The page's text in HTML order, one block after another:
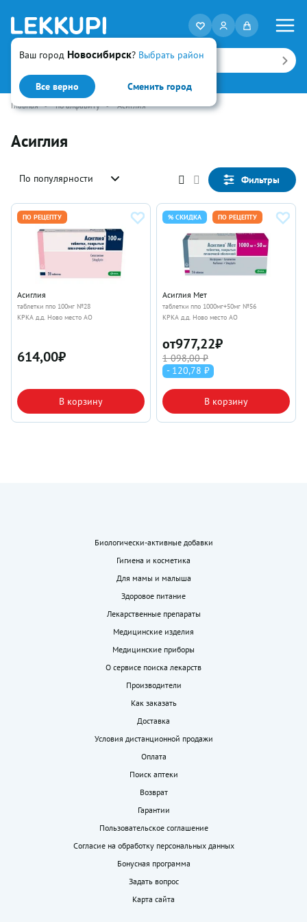
Ваш город Новосибирск? Выбрать район
Все верно Сменить город
Искать
Главная • по алфавиту • Асиглия
Асиглия
По популярности Фильтры
ПО РЕЦЕПТУ
Асиглия
таблетки ппо 100мг №28
КРКА д.д. Ново место АО
614,00₽
В корзину
% СКИДКА ПО РЕЦЕПТУ
Асиглия Мет
таблетки ппо 1000мг+50мг №56
КРКА д.д. Ново место АО
от977,22₽
1 098,00 ₽
- 120,78 ₽
В корзину
Биологически-активные добавки
Гигиена и косметика
Для мамы и малыша
Здоровое питание
Лекарственные препараты
Медицинские изделия
Медицинские приборы
О сервисе поиска лекарств
Производители
Как заказать
Доставка
Условия дистанционной продажи
Оплата
Поиск аптеки
Возврат
Гарантии
Пользовательское соглашение
Согласие на обработку персональных данных
Бонусная программа
Задать вопрос
Карта сайта